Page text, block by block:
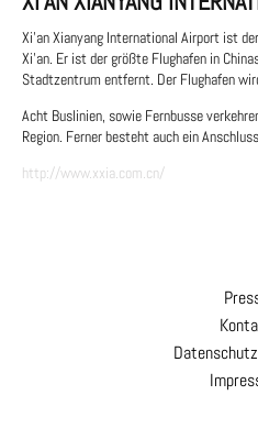
Xi’an Xianyang International Airport ist
Xi’an. Er ist der größte Flughafen in
Stadtzentrum entfernt. Der Flughafen
Acht Buslinien, sowie Fernbusse
Region. Ferner besteht auch ein
http://www.xxia.com.cn/